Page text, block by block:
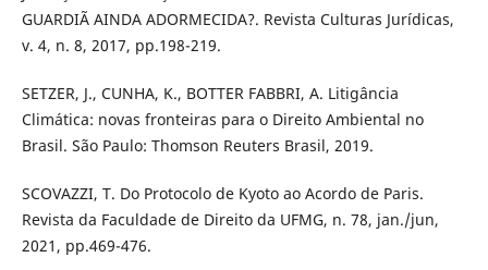
GUARDIÃ AINDA ADORMECIDA?. Revista Culturas Jurídicas,
v. 4, n. 8, 2017, pp.198-219.
SETZER, J., CUNHA, K., BOTTER FABBRI, A. Litigância
Climática: novas fronteiras para o Direito Ambiental no
Brasil. São Paulo: Thomson Reuters Brasil, 2019.
SCOVAZZI, T. Do Protocolo de Kyoto ao Acordo de Paris.
Revista da Faculdade de Direito da UFMG, n. 78, jan./jun,
2021, pp.469-476.